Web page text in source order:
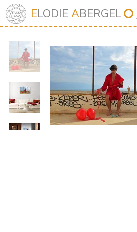
ELODIEABERGEL⭘